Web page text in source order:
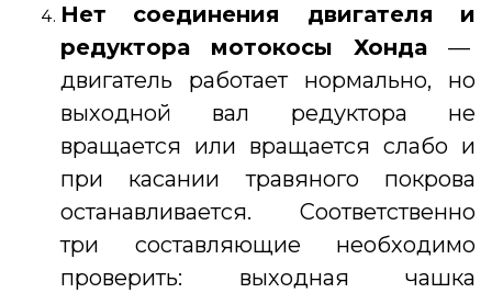
Нет соединения двигателя и
редуктора мотокосы Хонда —
двигатель работает нормально, но
выходной вал редуктора не
вращается или вращается слабо и
при касании травяного покрова
останавливается. Соответственно
три составляющие необходимо
проверить: выходная чашка